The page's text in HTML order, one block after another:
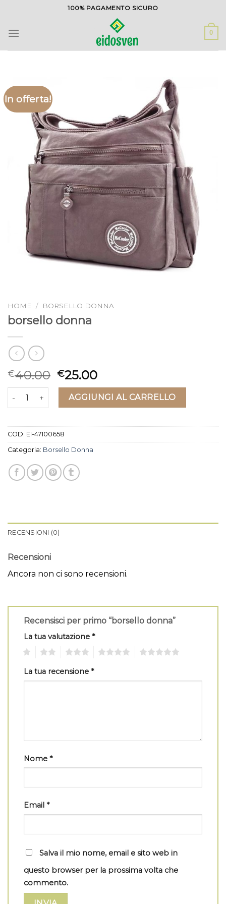
contenuti
100% PAGAMENTO SICURO
0
In offerta!
HOME / BORSELLO DONNA
borsello donna
€40.00 €25.00
borsello donna quantitàAGGIUNGI AL CARRELLO
COD: EI-47100658
Categoria: Borsello Donna
RECENSIONI (0)
Recensioni
Ancora non ci sono recensioni.
Recensisci per primo “borsello donna”
La tua valutazione *
La tua recensione *
Nome *
Email *
Salva il mio nome, email e sito web in
questo browser per la prossima volta che
commento.